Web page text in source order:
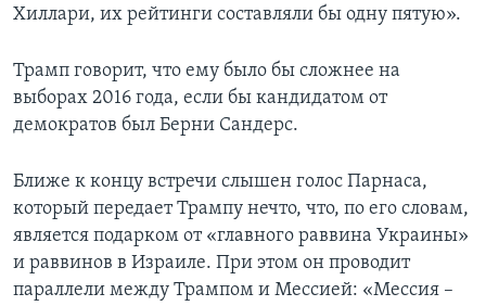
Хиллари, их рейтинги составляли бы одну пятую».
Трамп говорит, что ему было бы сложнее на
выборах 2016 года, если бы кандидатом от
демократов был Берни Сандерс.
Ближе к концу встречи слышен голос Парнаса,
который передает Трампу нечто, что, по его словам,
является подарком от «главного раввина Украины»
и раввинов в Израиле. При этом он проводит
параллели между Трампом и Мессией: «Мессия –